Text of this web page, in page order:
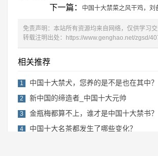
下一篇： 中国十大禁菜之风干鸡，刘
免责声明：本站所有资源均来自网络，仅供学习交
转载注明出处：
https://www.genghao.net/zgsd/
相关推荐
1 中国十大禁犬，您养的是不是也在其中？
2 新中国的缔造者_中国十大元帅
3 金瓶梅都算不上，谁才是中国十大禁书？
4 中国十大名茶都发生了哪些变化？